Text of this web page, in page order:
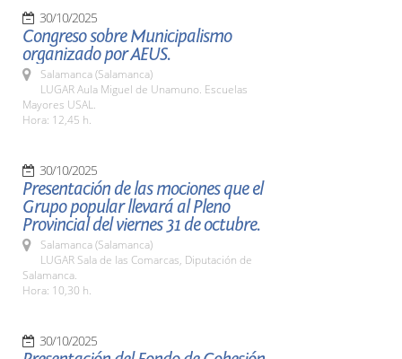
30/10/2025
Congreso sobre Municipalismo
organizado por AEUS.
Salamanca (Salamanca)
LUGAR Aula Miguel de Unamuno. Escuelas
Mayores USAL.
Hora: 12,45 h.
30/10/2025
Presentación de las mociones que el
Grupo popular llevará al Pleno
Provincial del viernes 31 de octubre.
Salamanca (Salamanca)
LUGAR Sala de las Comarcas, Diputación de
Salamanca.
Hora: 10,30 h.
30/10/2025